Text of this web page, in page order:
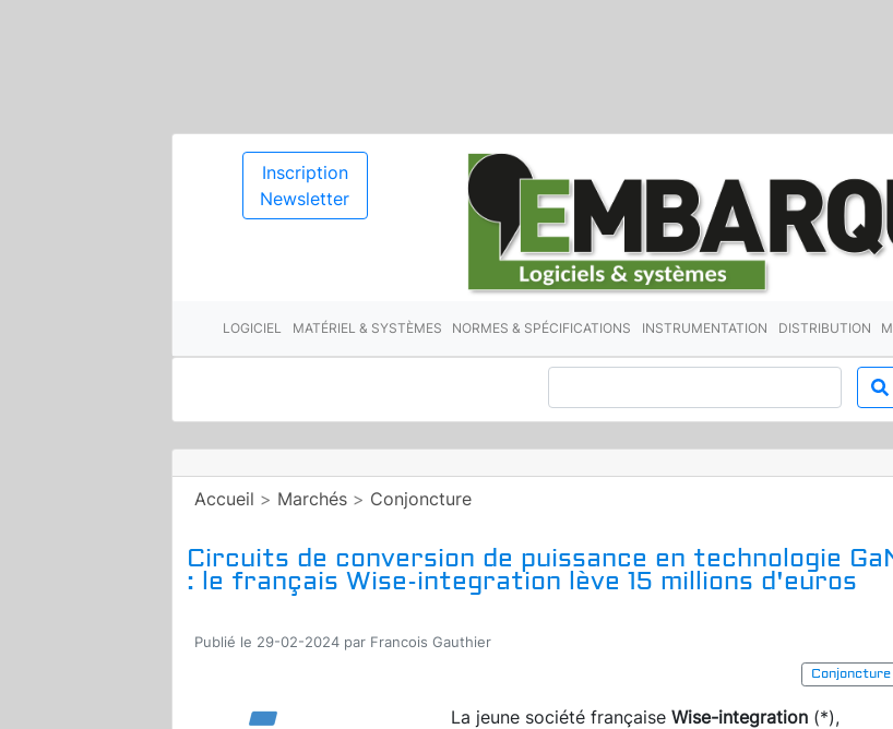
Inscription
Newsletter
LOGICIEL MATÉRIEL & SYSTÈMES NORMES & SPÉCIFICATIONS INSTRUMENTATION DISTRIBUTION
Accueil > Marchés > Conjoncture
Circuits de conversion de puissance en technologie
: le français Wise-integration lève 15 millions d'euros
Publié le 29-02-2024 par Francois Gauthier
Conjoncture
La jeune société française Wise-integration (*),